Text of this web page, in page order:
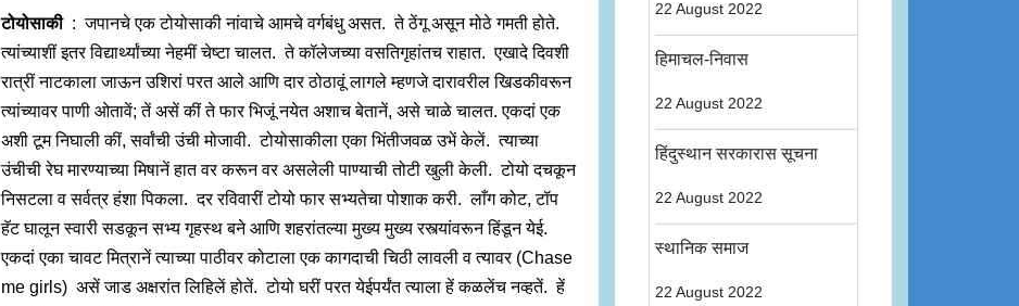
टोयोसाकी : जपानचे एक टोयोसाकी नांवाचे आमचे वर्गबंधु असत. ते ठेंगू असून मोठे गमती होते.
त्यांच्याशीं इतर विद्यार्थ्यांच्या नेहमीं चेष्टा चालत. ते कॉलेजच्या वसतिगृहांतच राहात. एखादे दिवशी
रात्रीं नाटकाला जाऊन उशिरां परत आले आणि दार ठोठावूं लागले म्हणजे दारावरील खिडकीवरून
त्यांच्यावर पाणी ओतावें; तें असें कीं ते फार भिजूं नयेत अशाच बेतानें, असे चाळे चालत. एकदां एक
अशी टूम निघाली कीं, सर्वांची उंची मोजावी. टोयोसाकीला एका भिंतीजवळ उभें केलें. त्याच्या
उंचीची रेघ मारण्याच्या मिषानें हात वर करून वर असलेली पाण्याची तोटी खुली केली. टोयो दचकून
निसटला व सर्वत्र हंशा पिकला. दर रविवारीं टोयो फार सभ्यतेचा पोशाक करी. लाँग कोट, टॉप
हॅट घालून स्वारी सडकून सभ्य गृहस्थ बने आणि शहरांतल्या मुख्य मुख्य रस्त्यांवरून हिंडून येई.
एकदां एका चावट मित्रानें त्याच्या पाठीवर कोटाला एक कागदाची चिठी लावली व त्यावर (Chase
me girls) असें जाड अक्षरांत लिहिलें होतें. टोयो घरीं परत येईपर्यंत त्याला हें कळलेंच नव्हतें. हें
22 August 2022
हिमाचल-निवास
22 August 2022
हिंदुस्थान सरकारास सूचना
22 August 2022
स्थानिक समाज
22 August 2022